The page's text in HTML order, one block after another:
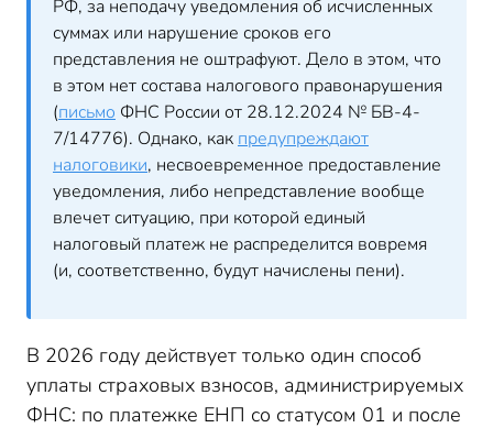
РФ, за неподачу уведомления об исчисленных
суммах или нарушение сроков его
представления не оштрафуют. Дело в этом, что
в этом нет состава налогового правонарушения
(письмо ФНС России от 28.12.2024 № БВ-4-
7/14776). Однако, как предупреждают
налоговики, несвоевременное предоставление
уведомления, либо непредставление вообще
влечет ситуацию, при которой единый
налоговый платеж не распределится вовремя
(и, соответственно, будут начислены пени).
В 2026 году действует только один способ
уплаты страховых взносов, администрируемых
ФНС: по платежке ЕНП со статусом 01 и после